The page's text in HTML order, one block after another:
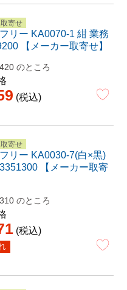
寄せ
リー KA0070-1 紺 業務
【メーカー取寄せ】
のところ
税込
寄せ
リー KA0030-7(白×黒)
【メーカー取寄
のところ
税込